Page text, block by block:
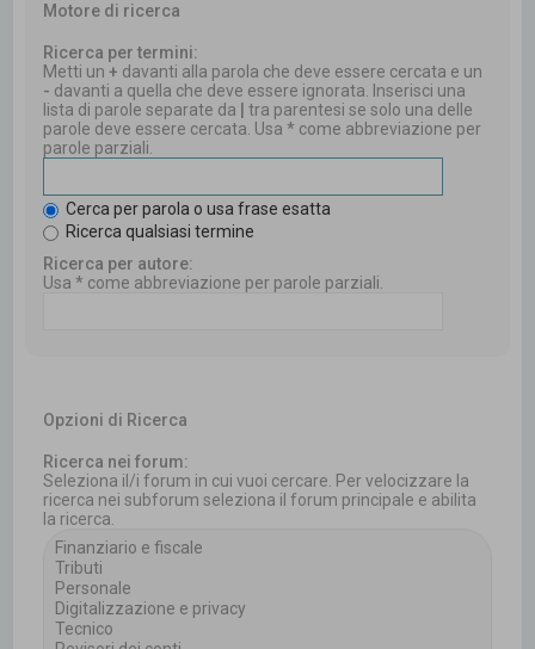
Motore di ricerca
Ricerca per termini:
Metti un+ davanti alla parola che deve essere cercata e un
- davanti a quella che deve essere ignorata. Inserisci una
lista di parole separate da
tra parentesi se solo una delle
parole deve essere cercata. Usa * come abbreviazione per
parole parziali.
Cerca per parola o usa frase esatta
Ricerca qualsiasi termine
Ricerca per autore:
Usa * come abbreviazione per parole parziali.
Opzioni di Ricerca
Ricerca nei forum:
Seleziona il/i forum in cui vuoi cercare. Per velocizzare la
ricerca nei subforum seleziona il forum principale e abilita
la ricerca.